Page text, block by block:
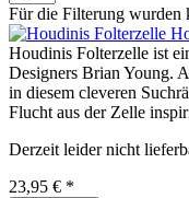
Für die Filterung wurden
Houdinis Folterzelle ist
Designers Brian Young.
in diesem cleveren
Flucht aus der Zelle
Derzeit leider nicht
23,95 € *